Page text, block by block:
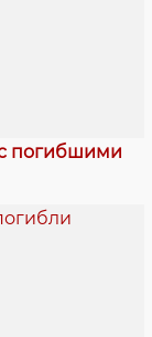
погибшими